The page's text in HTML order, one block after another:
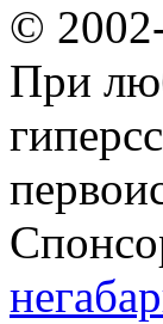
©
При